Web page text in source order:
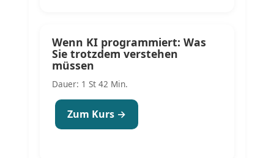
Wenn KI programmiert: Was
Sie trotzdem verstehen
müssen
Dauer: 1 St 42 Min.
Zum Kurs →